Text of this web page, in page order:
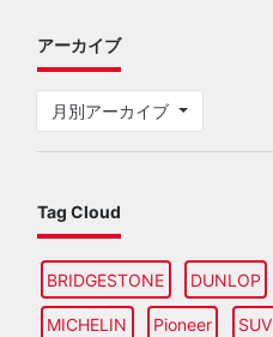
アーカイブ
月別アーカイブ
Tag Cloud
BRIDGESTONE DUNLOP
MICHELIN Pioneer SUV